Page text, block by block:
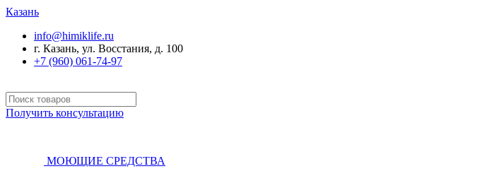
Казань
info@himiklife.ru
г. Казань, ул. Восстания, д. 100
+7 (960) 061-74-97
Получить консультацию
МОЮЩИЕ СРЕДСТВА